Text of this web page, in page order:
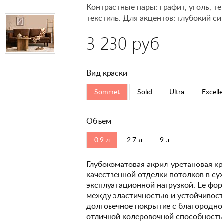
Контрастные пары: графит, уголь,
текстиль. Для акцентов: глубокий
3 230 руб
Вид краски
Sommet Solid Ultra
Объём
0.9 л 2.7 л 9 л
Глубокоматовая акрил-уретановая
качественной отделки потолков в
эксплуатационной нагрузкой. Её
между эластичностью и
долговечное покрытие с
отличной колеровочной